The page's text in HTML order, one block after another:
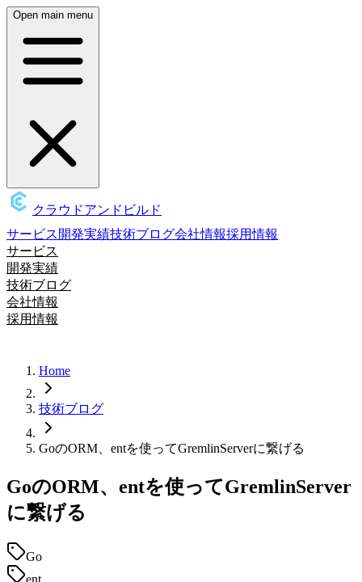
Open main menu
クラウドアンドビルド
サービス 開発実績技術ブログ会社情報採用情報
サービス
開発実績
技術ブログ
会社情報
採用情報
Home
技術ブログ
GoのORM、entを使ってGremlinServerに繋げる
GoのORM、entを使ってGremlinServer
に繋げる
Go
ent